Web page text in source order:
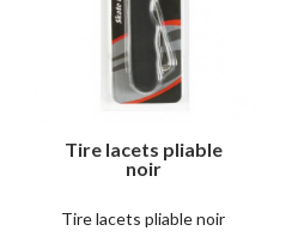
Tire lacets pliable
noir
Tire lacets pliable noir